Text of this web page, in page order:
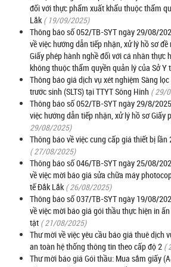
đối với thực phẩm xuất khẩu thuộc thẩm
Lắk ( 19/09/2025)
Thông báo số 052/TB-SYT ngày 29/08/
về việc hướng dẫn tiếp nhận, xử lý hồ sơ
Giấy phép hành nghề đối với cá nhân thực
không thuộc thẩm quyền quản lý của Sở Y
Thông báo giá dịch vụ xét nghiệm Sàng
trước sinh (SLTS) tại TTYT Sông Hinh ( 29/
Thông báo số 052/TB-SYT ngày 29/8/
việc hướng dẫn tiếp nhận, xử lý hồ sơ Giấy
29/08/2025)
Thông báo về việc cung cấp giá thiết bị lần
( 27/08/2025)
Thông báo số 046/TB-SYT ngày 25/08/
về việc mời báo giá sửa chữa máy
tế Đắk Lắk ( 26/08/2025)
Thông báo số 037/TB-SYT ngày 19/08/
về việc mời báo giá gói thầu thực hiện in
tật ( 21/08/2025)
Thư mời về việc yêu cầu báo giá thuê dịch
an toàn hệ thống thông tin theo cấp độ 2 (
Thư mời báo giá Gói thầu: Mua sắm giấy